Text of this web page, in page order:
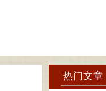
热门文章